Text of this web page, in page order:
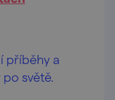
příběhy a
světě.